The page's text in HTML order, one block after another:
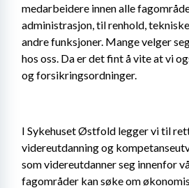
medarbeidere innen alle
administrasjon, til renhold,
andre funksjoner. Mange velger
hos oss. Da er det fint å vite at vi
og forsikringsordninger.
I Sykehuset Østfold legger vi til
videreutdanning og
som videreutdanner seg innenfor
fagområder kan søke om